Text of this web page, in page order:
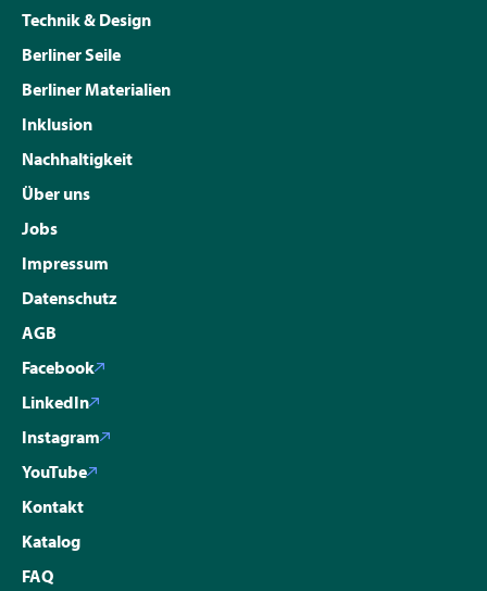
Technik & Design
Berliner Seile
Berliner Materialien
Inklusion
Nachhaltigkeit
Über uns
Jobs
Impressum
Datenschutz
AGB
Facebook
LinkedIn
Instagram
YouTube
Kontakt
Katalog
FAQ